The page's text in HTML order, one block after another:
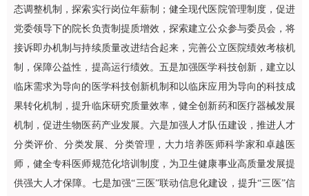
态调整机制，探索实行岗位年薪制；健全现代医院管理制度，促进
党委领导下的院长负责制提质增效，探索建立公众参与委员会，将
接诉即办机制与持续质量改进结合起来，完善公立医院绩效考核机
制，保障公益性，提高运行绩效。五是加强医学科技创新，建立以
临床需求为导向的医学科技创新机制和以临床应用为导向的科技成
果转化机制，提升临床研究质量效率，健全创新药和医疗器械发展
机制，促进生物医药产业发展。六是加强人才队伍建设，推进人才
分类评价、分类发展、分类管理，大力培养医师科学家和卓越医
师，健全专科医师规范化培训制度，为卫生健康事业高质量发展提
供强大人才保障。七是加强“三医”联动信息化建设，提升“三医”信